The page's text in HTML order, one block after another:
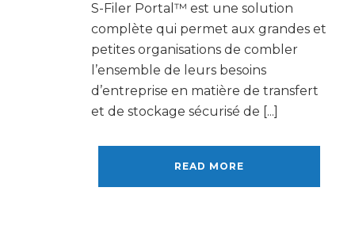
S-Filer Portal™ est une solution
complète qui permet aux grandes et
petites organisations de combler
l’ensemble de leurs besoins
d’entreprise en matière de transfert
et de stockage sécurisé de [...]
READ MORE